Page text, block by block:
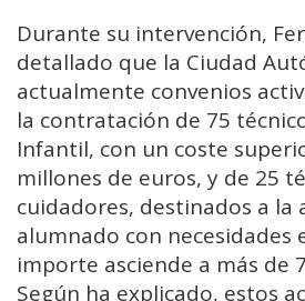
Durante su intervención,
detallado que la Ciudad
actualmente convenios
la contratación de 75
Infantil, con un coste
millones de euros, y de 25
cuidadores, destinados a la
alumnado con necesidades
importe asciende a más de
Según ha explicado, estos